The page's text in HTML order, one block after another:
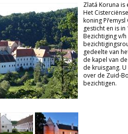
Zlatá Koruna
Het
koning Přemysl
gesticht en is
Bezichtiging v/
gedeelte van
de kapel van
de kruisgang.
over de Zuid-
bezichtigen.